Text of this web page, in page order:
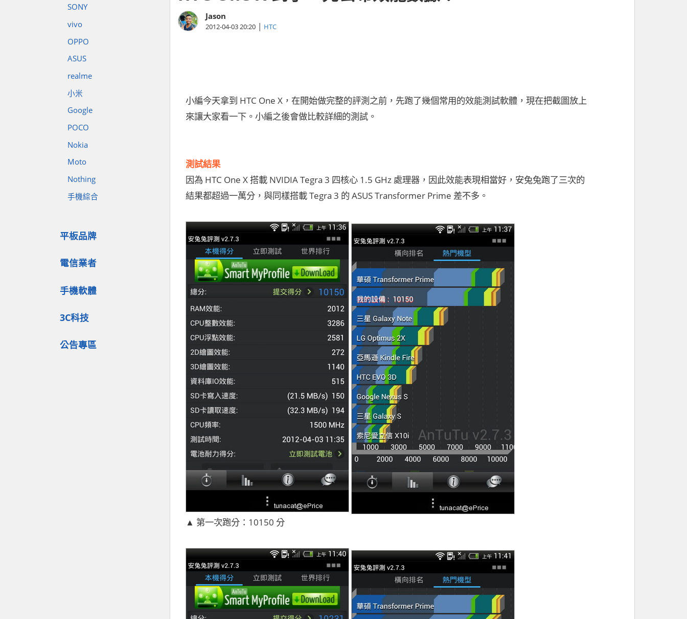
SONY
vivo
OPPO
ASUS
realme
小米
Google
POCO
Nokia
Moto
Nothing
手機綜合
平板品牌
電信業者
手機軟體
3C科技
公告專區
Jason
2012-04-03 20:20 | HTC
小編今天拿到 HTC One X，在開始做完整的評測之前，先跑了幾個常用的效能測試軟體，現在把截圖放上
來讓大家看一下。小編之後會做比較詳細的測試。
測試結果
因為 HTC One X 搭載 NVIDIA Tegra 3 四核心 1.5 GHz 處理器，因此效能表現相當好，安兔兔跑了三次的
結果都超過一萬分，與同樣搭載 Tegra 3 的 ASUS Transformer Prime 差不多。
▲ 第一次跑分：10150 分